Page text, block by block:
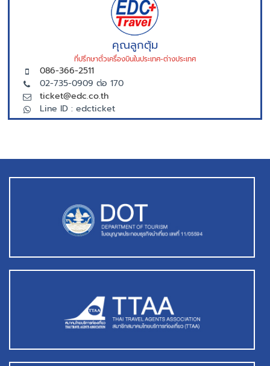
คุณลูกตุ้ม
ที่ปรึกษาตั่วเครื่องบินในประเทศ-ต่างประเทศ
086-366-2511
02-735-0909 ต่อ 170
ticket@edc.co.th
Line ID : edcticket